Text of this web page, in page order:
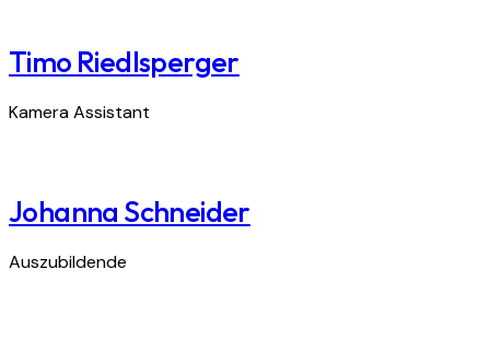
Timo Riedlsperger
Kamera Assistant
Johanna Schneider
Auszubildende